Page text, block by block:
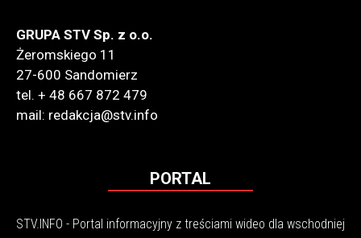
GRUPA STV Sp. z o.o.
Żeromskiego 11
27-600 Sandomierz
tel. + 48 667 872 479
mail: redakcja@stv.info
PORTAL
STV.INFO - Portal informacyjny z treściami wideo dla wschodniej